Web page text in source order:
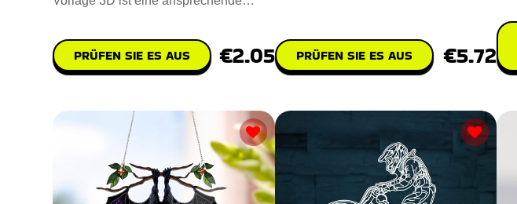
PRÜFEN SIE ES AUS €2.05 PRÜFEN SIE ES AUS €5.72